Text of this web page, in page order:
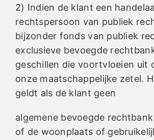
2) Indien de klant een
rechtspersoon van publiek
bijzonder fonds van publiek
exclusieve bevoegde
geschillen die voortvloeien uit
onze maatschappelijke zetel.
geldt als de klant geen
algemene bevoegde
of de woonplaats of